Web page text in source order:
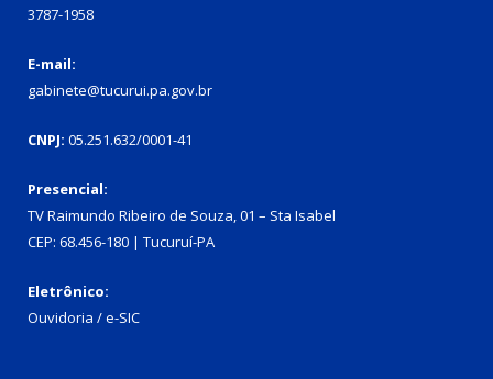
3787-1958
E-mail:
gabinete@tucurui.pa.gov.br
CNPJ: 05.251.632/0001-41
Presencial:
TV Raimundo Ribeiro de Souza, 01 – Sta Isabel
CEP: 68.456-180 | Tucuruí-PA
Eletrônico:
Ouvidoria /e-SIC